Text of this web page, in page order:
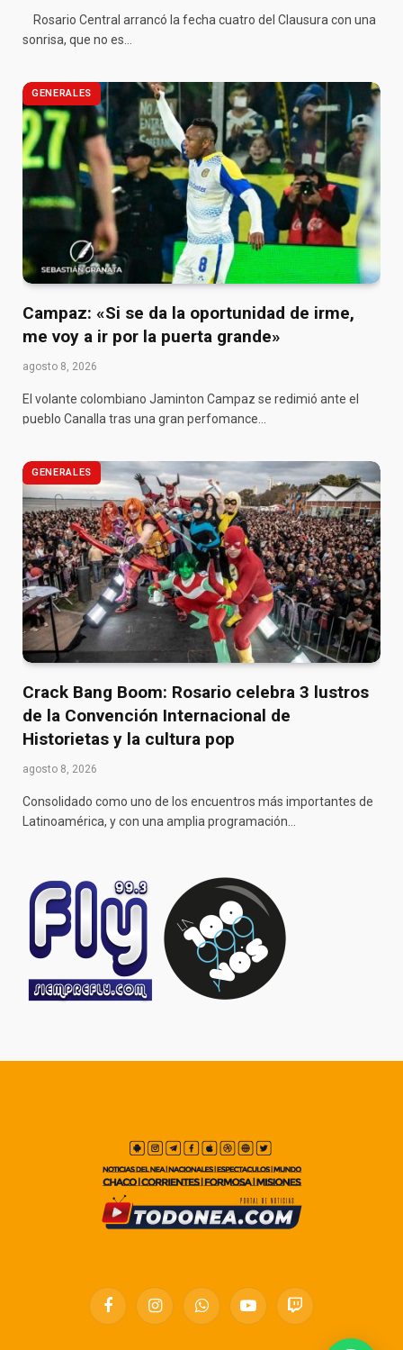
Rosario Central arrancó la fecha cuatro del Clausura con una
sonrisa, que no es…
GENERALES
Campaz: «Si se da la oportunidad de irme,
me voy a ir por la puerta grande»
agosto 8, 2026
El volante colombiano Jaminton Campaz se redimió ante el
pueblo Canalla tras una gran perfomance…
GENERALES
Crack Bang Boom: Rosario celebra 3 lustros
de la Convención Internacional de
Historietas y la cultura pop
agosto 8, 2026
Consolidado como uno de los encuentros más importantes de
Latinoamérica, y con una amplia programación…
FacebookInstagramWhatsAppYouTubeTwitch